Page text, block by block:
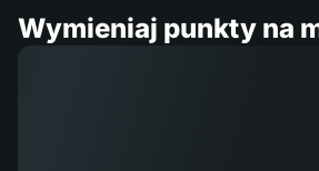
Wymieniaj punkty na